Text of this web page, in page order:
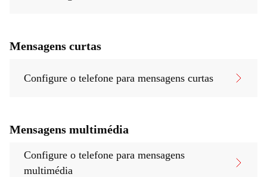
Mensagens curtas
Configure o telefone para mensagens curtas
Mensagens multimédia
Configure o telefone para mensagens
multimédia